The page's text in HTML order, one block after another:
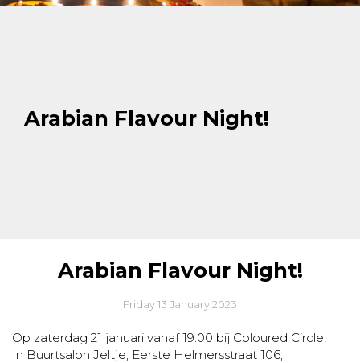
Arabian Flavour Night!
Arabian Flavour Night!
Friday 13 January 2023
Op zaterdag 21 januari vanaf 19:00 bij Coloured Circle!
In Buurtsalon Jeltje, Eerste Helmersstraat 106,